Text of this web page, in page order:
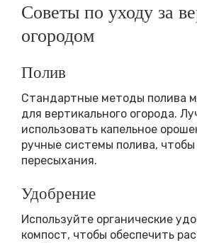
Советы по уходу за
огородом
Полив
Стандартные методы полива
для вертикального огорода.
использовать капельное
ручные системы полива,
пересыхания.
Удобрение
Используйте органические
компост, чтобы обеспечить